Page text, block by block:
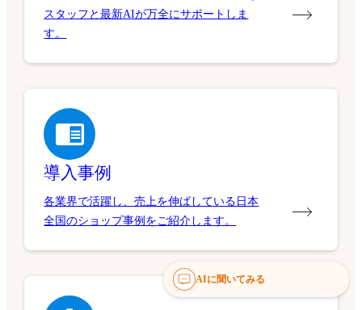
スタッフと最新AIが万全にサポートしま
す。
導入事例
各業界で活躍し、売上を伸ばしている日本
全国のショップ事例をご紹介します。
AIに聞いてみる